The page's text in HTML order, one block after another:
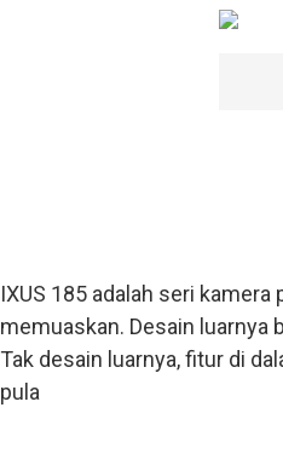
IXUS 185 adalah seri
memuaskan. Desain luarnya
Tak desain luarnya, fitur di
pula